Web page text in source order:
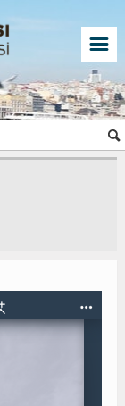
☰